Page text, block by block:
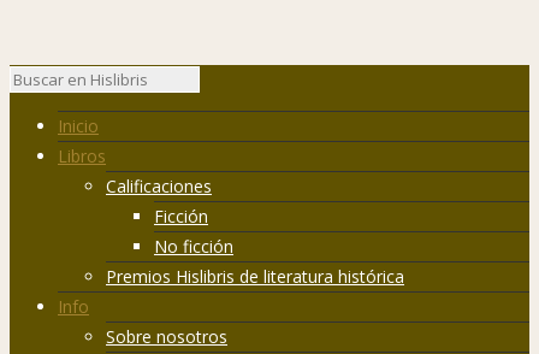
Inicio
Libros
Calificaciones
Ficción
No ficción
Premios Hislibris de literatura histórica
Info
Sobre nosotros